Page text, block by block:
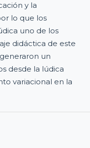
y la
lo que los
uno de los
didáctica de este
un
desde la lúdica
variacional en la